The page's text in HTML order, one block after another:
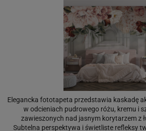
Elegancka fototapeta przedstawia kaskadę
w odcieniach pudrowego różu, kremu i
zawieszonych nad jasnym korytarzem z
Subtelna perspektywa i świetliste refleksy